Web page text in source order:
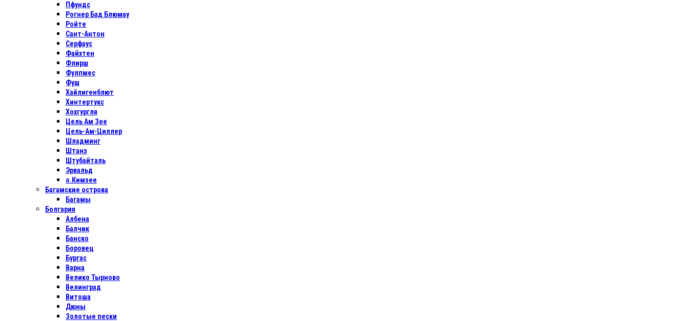
Пфундс
Рогнер Бад Блюмау
Ройте
Сант-Антон
Серфаус
Файхтен
Флирш
Фулпмес
Фуш
Хайлигенблют
Хинтертукс
Хохгургля
Цель Ам Зее
Цель-Ам-Циллер
Шладминг
Штанз
Штубайталь
Эрвальд
о.Кимзее
Багамские острова
Багамы
Болгария
Албена
Балчик
Банско
Боровец
Бургас
Варна
Велико Тырново
Велинград
Витоша
Дюны
Золотые пески